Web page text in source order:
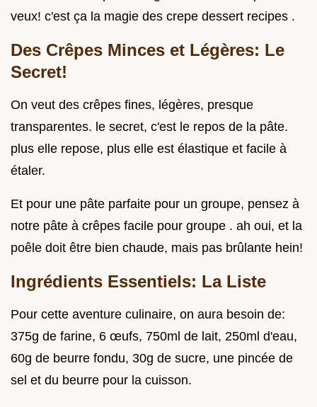
veux! c'est ça la magie des crepe dessert recipes .
Des Crêpes Minces et Légères: Le
Secret!
On veut des crêpes fines, légères, presque
transparentes. le secret, c'est le repos de la pâte.
plus elle repose, plus elle est élastique et facile à
étaler.
Et pour une pâte parfaite pour un groupe, pensez à
notre pâte à crêpes facile pour groupe . ah oui, et la
poêle doit être bien chaude, mais pas brûlante hein!
Ingrédients Essentiels: La Liste
Pour cette aventure culinaire, on aura besoin de:
375g de farine, 6 œufs, 750ml de lait, 250ml d'eau,
60g de beurre fondu, 30g de sucre, une pincée de
sel et du beurre pour la cuisson.